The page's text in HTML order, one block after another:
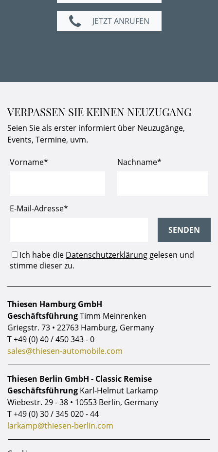
JETZT ANRUFEN
VERPASSEN SIE KEINEN NEUZUGANG
Seien Sie als erster informiert über Neuzugänge,
Events, Termine, uvm.
Thiesen Hamburg GmbH
GeschäftsführungTimm Meinrenken
Griegstr. 73 • 22763 Hamburg, Germany
T+49 (0) 40 / 450 343 - 0
sales@thiesen-automobile.com
Thiesen Berlin GmbH - Classic Remise
Geschäftsführung Karl-Helmut Larkamp
Wiebestr. 29 - 38 • 10553 Berlin, Germany
T+49 (0) 30 / 345 020 - 44
larkamp@thiesen-berlin.com